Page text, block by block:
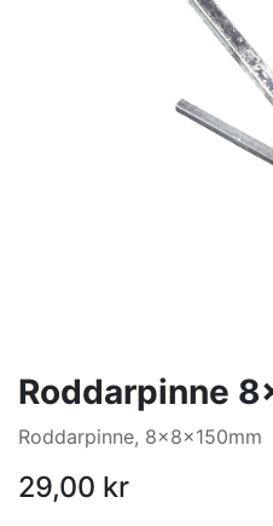
Roddarpinne
Roddarpinne, 8x8x150mm
29,00 kr